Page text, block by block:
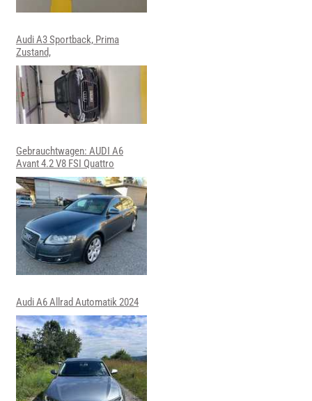
Audi A3 Sportback, Prima
Zustand,
Gebrauchtwagen: AUDI A6
Avant 4.2 V8 FSI Quattro
Audi A6 Allrad Automatik 2024